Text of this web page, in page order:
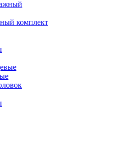
комплект